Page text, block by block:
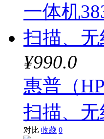
¥990.0
惠普（
扫描、无
对比 收藏 0